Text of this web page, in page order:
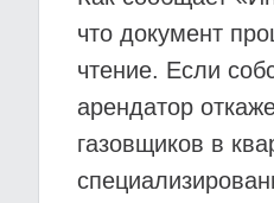
что документ
чтение. Если
арендатор
газовщиков в